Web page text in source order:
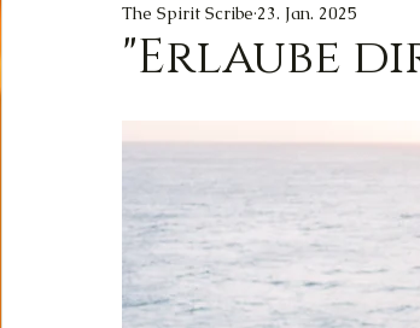
Kommunikation Kreativität
Der Lichtschmied
Gast-Fragen von Live-
"Erlaube
The Spirit Scribe 23. Jan. 2025